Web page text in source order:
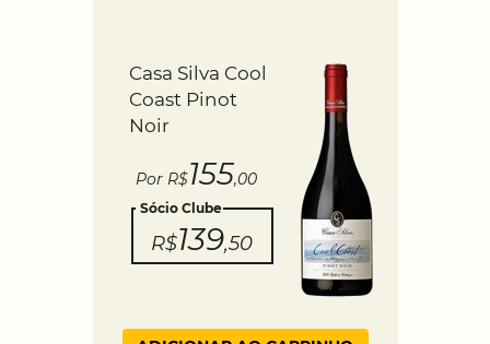
Casa Silva Cool
Coast Pinot
Noir
Por R$155,00
Sócio Clube
R$139,50